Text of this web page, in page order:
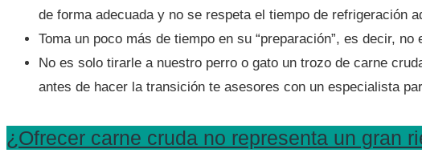
de forma adecuada y no se respeta el tiempo de refrigeración
Toma un poco más de tiempo en su “preparación”, es decir,
No es solo tirarle a nuestro perro o gato un trozo de carne
antes de hacer la transición te asesores con un especialista
¿Ofrecer carne cruda no representa un gran